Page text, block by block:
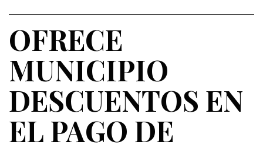
OFRECE
MUNICIPIO
DESCUENTOS EN
EL PAGO DE